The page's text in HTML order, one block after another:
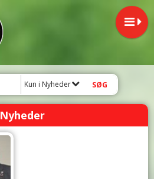
Kun i Nyheder
Nyheder